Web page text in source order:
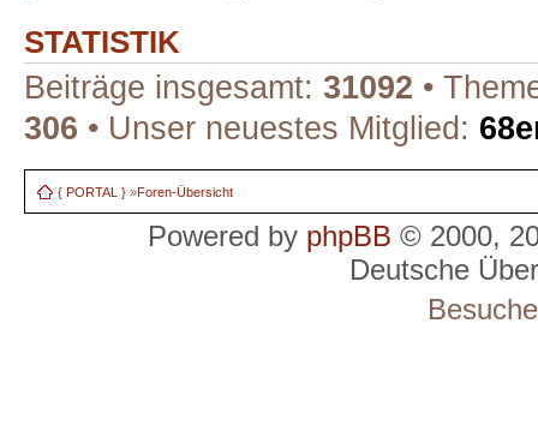
STATISTIK
Beiträge insgesamt: 31092 •
306 • Unser neuestes Mitglied:
{ PORTAL } »Foren-Übersicht
Powered by phpBB © 2000,
Deutsche